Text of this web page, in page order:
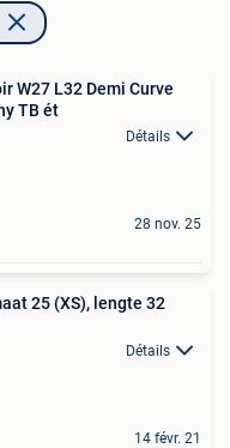
W27 L32 Demi Curve
TB ét
Détails
28 nov. 25
25 (XS), lengte 32
Détails
14 févr. 21